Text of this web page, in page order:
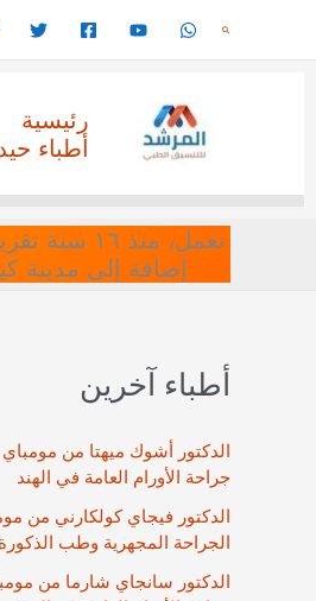
البحث
رئيسية
أطباء
نعمل،
إضافة إلى مدينة
أطباء آخرين
الدكتور أشوك ميهتا من
جراحة الأورام العامة في الهند
الدكتور فيجاي كولكارني من
الجراحة المجهرية وطب
الدكتور سانجاي شارما من